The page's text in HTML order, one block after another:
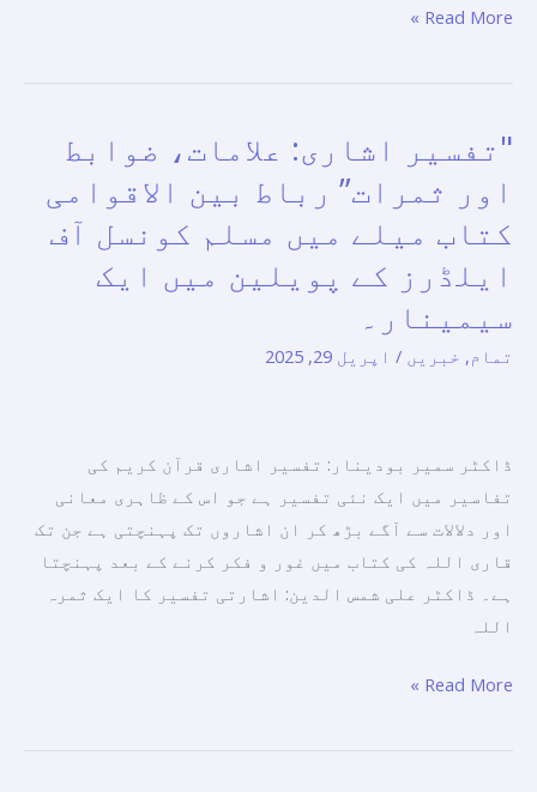
ایلڈرز
رباط
الاقوامی
میلے
میں
شرکت
پذیر
ہوئی۔
Read More »
"تفسیر اشاری: علامات، ضوابط
اور ثمرات” رباط بین الاقوامی
کتاب میلے میں مسلم کونسل آف
ایلڈرز کے پویلین میں ایک
سیمینار۔
تمام, خبریں / اپریل 29, 2025
ڈاکٹر سمیر بودینار: تفسیر اشاری قرآن کریم کی
تفاسیر میں ایک نئی تفسیر ہے جو اس کے ظاہری معانی
اور دلالات سے آگے بڑھ کر ان اشاروں تک پہنچتی ہے جن تک
قاری اللہ کی کتاب میں غور و فکر کرنے کے بعد پہنچتا
ہے۔ ڈاکٹر علی شمس الدین: اشارتی تفسیر کا ایک ثمرہ
اللہ
"تفسیر
علامات،
ضوابط
اور
رباط
بین
میلے
میں
مسلم
کونسل
آف
ایلڈرز
پویلین
ایک
Read More »